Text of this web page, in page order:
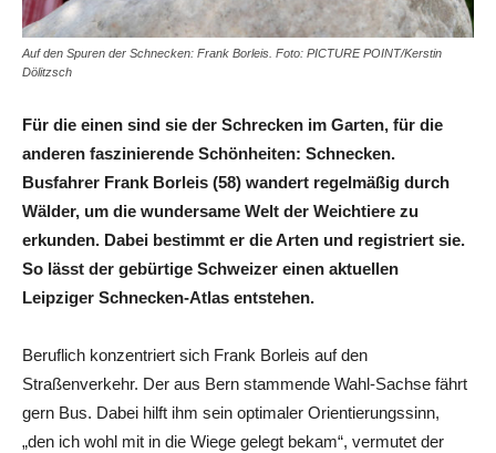
Auf den Spuren der Schnecken: Frank Borleis. Foto: PICTURE POINT/Kerstin
Dölitzsch
Für die einen sind sie der Schrecken im Garten, für die
anderen faszinierende Schönheiten: Schnecken.
Busfahrer Frank Borleis (58) wandert regelmäßig durch
Wälder, um die wundersame Welt der Weichtiere zu
erkunden. Dabei bestimmt er die Arten und registriert sie.
So lässt der gebürtige Schweizer einen aktuellen
Leipziger Schnecken-Atlas entstehen.
Beruflich konzentriert sich Frank Borleis auf den
Straßenverkehr. Der aus Bern stammende Wahl-Sachse fährt
gern Bus. Dabei hilft ihm sein optimaler Orientierungssinn,
„den ich wohl mit in die Wiege gelegt bekam“, vermutet der